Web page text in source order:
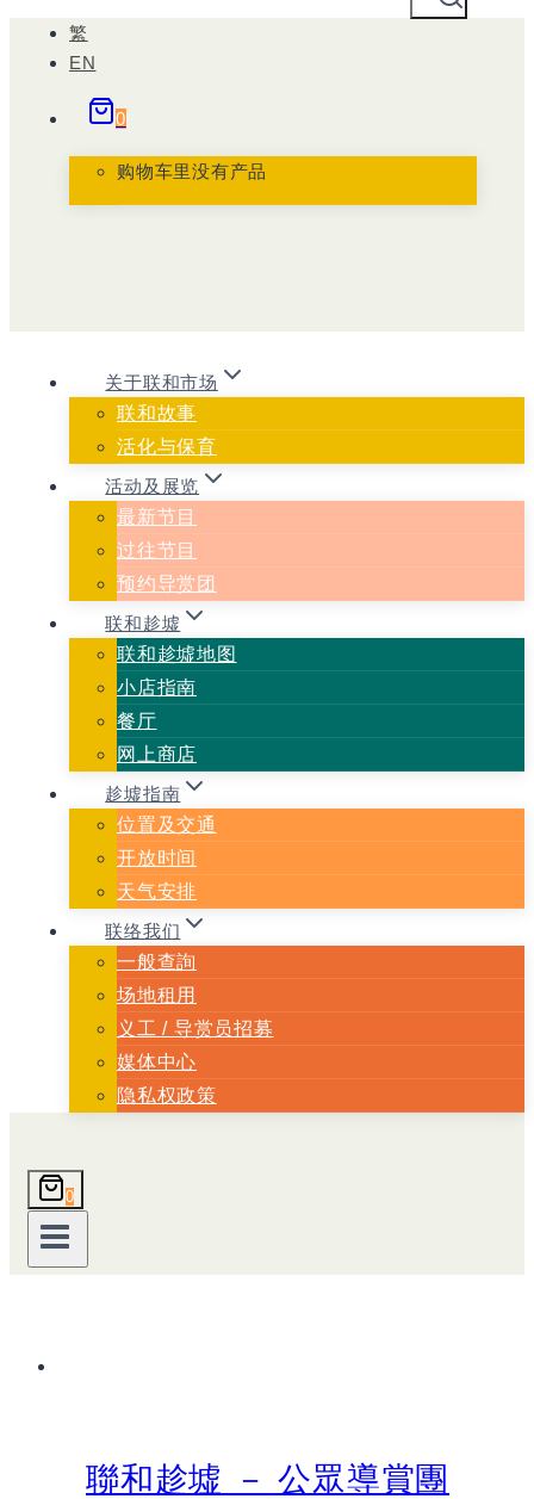
繁
EN
0
购物车里没有产品
关于联和市场
联和故事
活化与保育
活动及展览
最新节目
过往节目
预约导赏团
联和趁墟
联和趁墟地图
小店指南
餐厅
网上商店
趁墟指南
位置及交通
开放时间
天气安排
联络我们
一般查詢
场地租用
义⼯ / 导赏员招募
媒体中心
隐私权政策
0
聯和趁墟 － 公眾導賞團